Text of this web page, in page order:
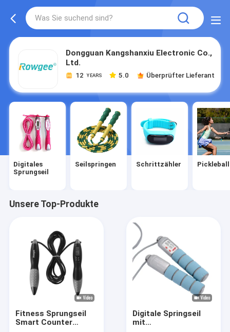
Dongguan Kangshanxiu Electronic Co.,
Ltd.
12 YEARS 5.0 Überprüfter Lieferant
Digitales
Sprungseil
Seilspringen Schrittzähler Pickleball
Unsere Top-Produkte
Fitness Sprungseil
Smart Counter
Digitale Springseil
mit